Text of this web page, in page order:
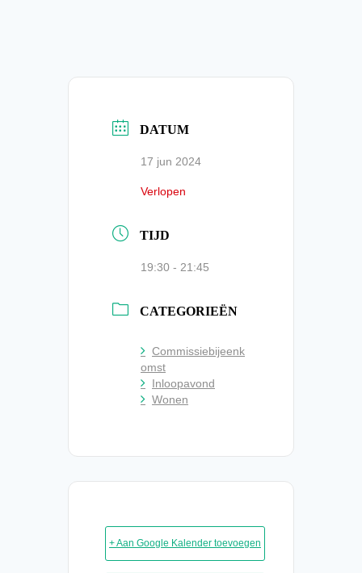
DATUM
17 jun 2024
Verlopen
TIJD
19:30 - 21:45
CATEGORIEËN
Commissiebijeenk
omst
Inloopavond
Wonen
+ Aan Google Kalender toevoegen